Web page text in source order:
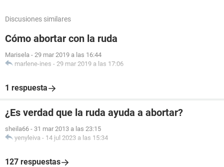
Discusiones similares
Cómo abortar con la ruda
Marisela - 29 mar 2019 a las 16:44
marlene-ines - 29 mar 2019 a las 17:06
1 respuesta
¿Es verdad que la ruda ayuda a abortar?
sheila66 - 31 mar 2013 a las 23:15
yenyleiva - 14 jul 2023 a las 15:34
127 respuestas